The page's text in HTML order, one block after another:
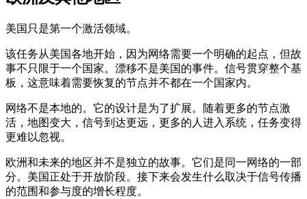
美国只是第一个激活领域。
该任务从美国各地开始，因为网络需要一个明确的起点，但故
事不只限于一个国家。漂移不是美国的事件。信号贯穿整个基
板，这意味着需要恢复的节点并不都在一个国家内。
网络不是本地的。它的设计是为了扩展。随着更多的节点激
活，地图变大，信号到达更远，更多的人进入系统，任务变得
更难以忽视。
欧洲和未来的地区并不是独立的故事。它们是同一网络的一部
分。美国正处于开放阶段。接下来会发生什么取决于信号传播
的范围和参与度的增长程度。